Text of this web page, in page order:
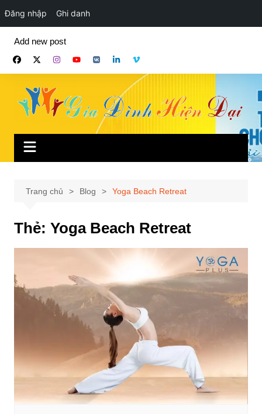
Đăng nhập Ghi danh
phần
Add new post
Trang chủ Blog Yoga Beach Retreat
Thẻ: Yoga Beach Retreat